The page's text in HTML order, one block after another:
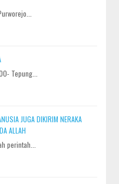
Tepung...
JUGA DIKIRIM NERAKA
ALLAH
perintah...